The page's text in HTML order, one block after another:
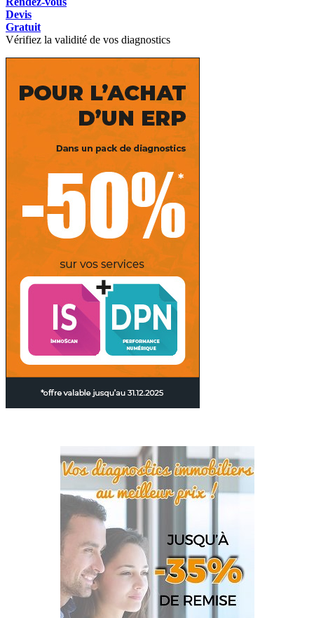
Devis
Gratuit
Vérifiez la validité de vos diagnostics